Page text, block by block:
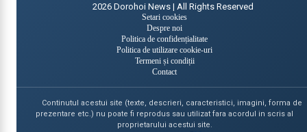
2026 Dorohoi News | All Rights Reserved
Setari cookies
Despre noi
Politica de confidențialitate
Politica de utilizare cookie-uri
Termeni și condiții
Contact
Continutul acestui site (texte, descrieri, caracteristici, imagini, forma de
prezentare etc.) nu poate fi reprodus sau utilizat fara acordul in scris al
proprietarului acestui site.